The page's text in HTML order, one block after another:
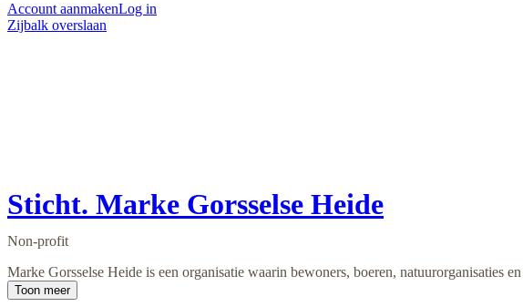
Account aanmakenLog in
Zijbalk overslaan
Sticht. Marke Gorsselse Heide
Non-profit
Marke Gorsselse Heide is een organisatie waarin bewoners, boeren, natuurorganisaties
Toon meer